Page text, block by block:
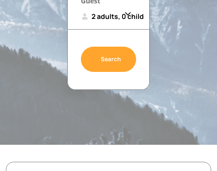
2 adults, 0 child
Search